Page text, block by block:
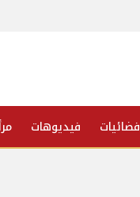
فضائيات فيديوهات